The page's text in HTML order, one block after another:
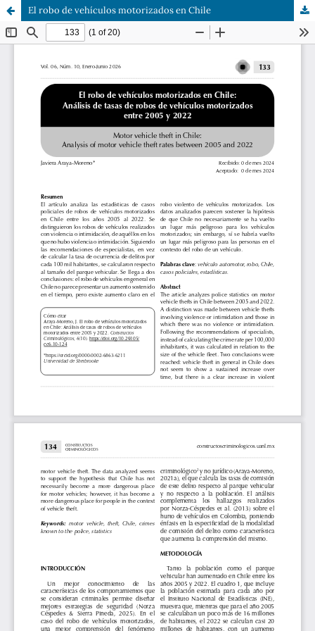
El robo de vehículos motorizados en Chile